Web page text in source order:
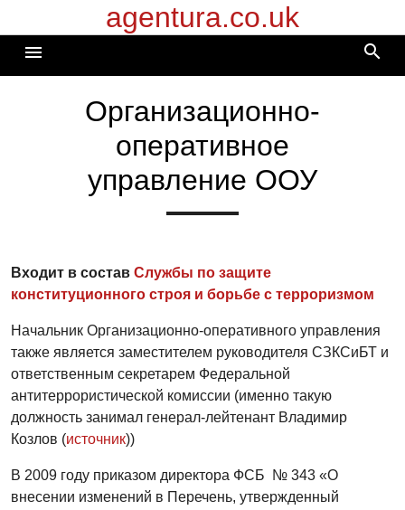
к
содержимому
agentura.co.uk
menu search
Организационно-
оперативное
управление ООУ
Входит в состав Службы по защите
конституционного строя и борьбе с терроризмом
Начальник Организационно-оперативного управления
также является заместителем руководителя СЗКСиБТ и
ответственным секретарем Федеральной
антитеррористической комиссии (именно такую
должность занимал генерал-лейтенант Владимир
Козлов (источник))
В 2009 году приказом директора ФСБ № 343 «О
внесении изменений в Перечень, утвержденный